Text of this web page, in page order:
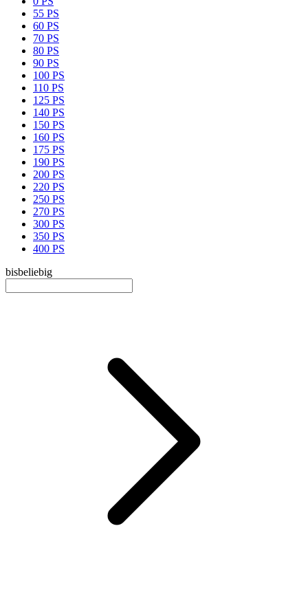
55 PS
60 PS
70 PS
80 PS
90 PS
100 PS
110 PS
125 PS
140 PS
150 PS
160 PS
175 PS
190 PS
200 PS
220 PS
250 PS
270 PS
300 PS
350 PS
400 PS
bisbeliebig